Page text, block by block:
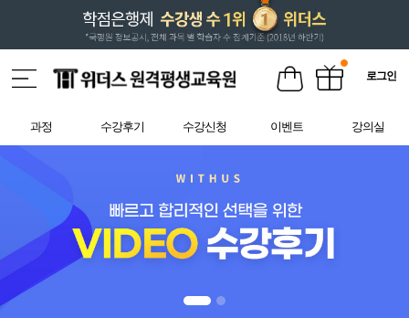
로그인
과정 수강후기 수강신청 이벤트 강의실